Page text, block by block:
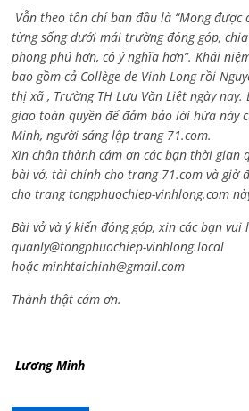
Vẫn theo tôn chỉ ban đầu là “Mong được
từng sống dưới mái trường đóng góp,
phong phú hơn, có ý nghĩa hơn”. Khái
bao gồm cả Collège de Vinh Long rồi
thị xã , Trường TH Lưu Văn Liệt ngày
giao toàn quyền để đảm bảo lời hứa này
Minh, người sáng lập trang 71.com.
Xin chân thành cám ơn các bạn thời gian
bài vở, tài chính cho trang 71.com và giờ
cho trang tongphuochiep-vinhlong.com
Bài vở và ý kiến đóng góp, xin các bạn vui
quanly@tongphuochiep-vinhlong.local
hoặcminhtaichinh@gmail.com
Thành thật cám ơn.
Lương Minh